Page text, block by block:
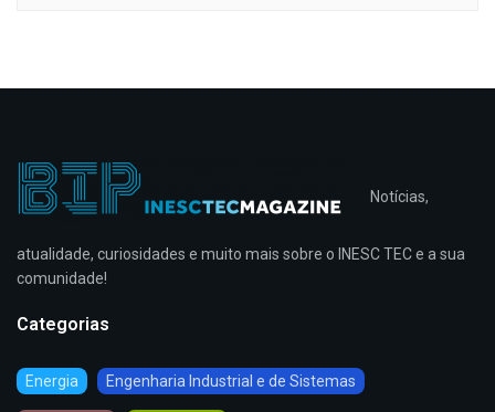
Notícias,
atualidade, curiosidades e muito mais sobre o INESC TEC e a sua
comunidade!
Categorias
Energia Engenharia Industrial e de Sistemas